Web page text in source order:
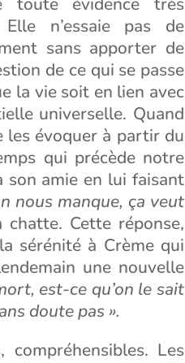
n’essaie pas de
sans apporter de
de ce qui se passe
la vie soit en lien avec
universelle. Quand
les évoquer à partir du
qui précède notre
son amie en lui faisant
nous manque, ça veut
Cette réponse,
sérénité à Crème qui
une nouvelle
est-ce qu’on le sait
doute pas ».
Les